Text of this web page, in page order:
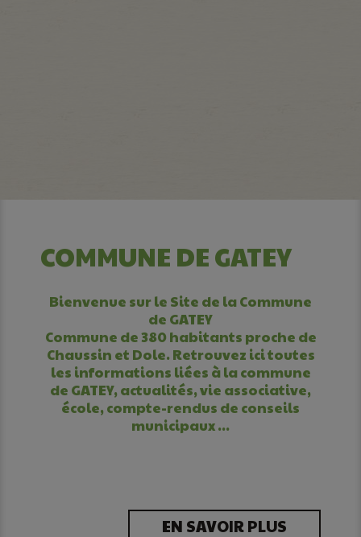
COMMUNE DE GATEY
Bienvenue sur le Site de la Commune
de GATEY
Commune de 380 habitants proche de
Chaussin et Dole. Retrouvez ici toutes
les informations liées à la commune
de GATEY, actualités, vie associative,
école, compte-rendus de conseils
municipaux ...
EN SAVOIR PLUS